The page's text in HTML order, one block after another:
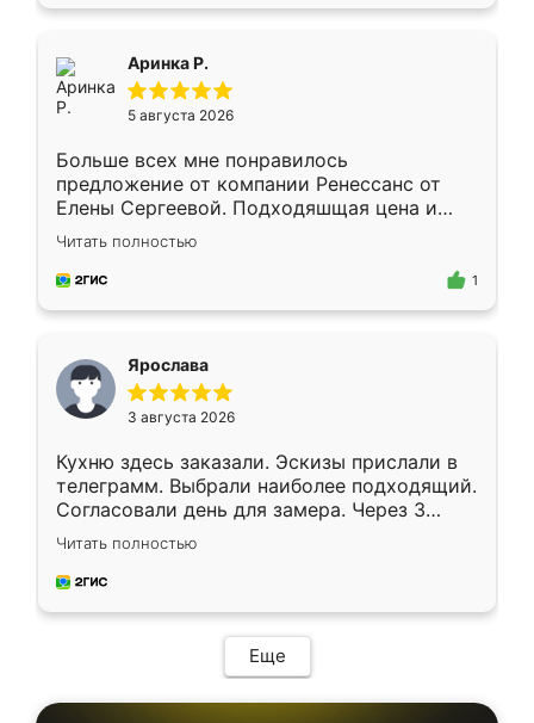
Аринка Р.
5 августа 2026
Больше всех мне понравилось
предложение от компании Ренессанс от
Елены Сергеевой. Подходяшщая цена и
короткие сроки изготовления. Приехавший
для замера сотрудник Владислав
предложил по моему эскизу самый
Читать полностью
1
Ярослава
3 августа 2026
Кухню здесь заказали. Эскизы прислали в
телеграмм. Выбрали наиболее подходящий.
Согласовали день для замера. Через 3
недели кухня была уже готова. Остались
довольны работой. Спасибо Ренессанс
мебель за качественную работу!
Читать полностью
Еще